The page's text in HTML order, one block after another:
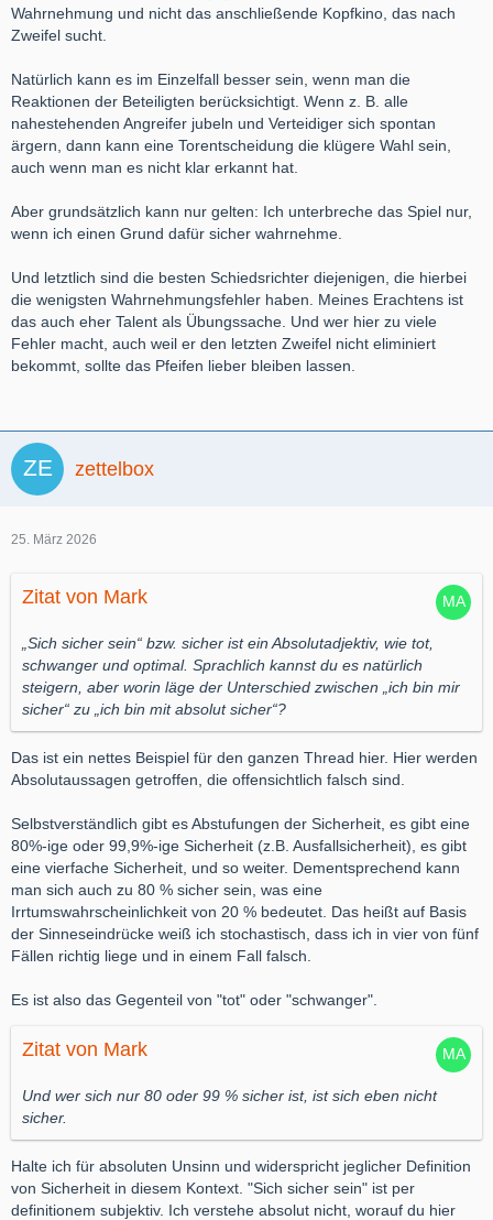
Wahrnehmung und nicht das anschließende Kopfkino, das nach
Zweifel sucht.
Natürlich kann es im Einzelfall besser sein, wenn man die
Reaktionen der Beteiligten berücksichtigt. Wenn z. B. alle
nahestehenden Angreifer jubeln und Verteidiger sich spontan
ärgern, dann kann eine Torentscheidung die klügere Wahl sein,
auch wenn man es nicht klar erkannt hat.
Aber grundsätzlich kann nur gelten: Ich unterbreche das Spiel nur,
wenn ich einen Grund dafür sicher wahrnehme.
Und letztlich sind die besten Schiedsrichter diejenigen, die hierbei
die wenigsten Wahrnehmungsfehler haben. Meines Erachtens ist
das auch eher Talent als Übungssache. Und wer hier zu viele
Fehler macht, auch weil er den letzten Zweifel nicht eliminiert
bekommt, sollte das Pfeifen lieber bleiben lassen.
zettelbox
25. März 2026
Zitat von Mark
„Sich sicher sein“ bzw. sicher ist ein Absolutadjektiv, wie tot,
schwanger und optimal. Sprachlich kannst du es natürlich
steigern, aber worin läge der Unterschied zwischen „ich bin mir
sicher“ zu „ich bin mit absolut sicher“?
Das ist ein nettes Beispiel für den ganzen Thread hier. Hier werden
Absolutaussagen getroffen, die offensichtlich falsch sind.
Selbstverständlich gibt es Abstufungen der Sicherheit, es gibt eine
80%-ige oder 99,9%-ige Sicherheit (z.B. Ausfallsicherheit), es gibt
eine vierfache Sicherheit, und so weiter. Dementsprechend kann
man sich auch zu 80 % sicher sein, was eine
Irrtumswahrscheinlichkeit von 20 % bedeutet. Das heißt auf Basis
der Sinneseindrücke weiß ich stochastisch, dass ich in vier von fünf
Fällen richtig liege und in einem Fall falsch.
Es ist also das Gegenteil von "tot" oder "schwanger".
Zitat von Mark
Und wer sich nur 80 oder 99 % sicher ist, ist sich eben nicht
sicher.
Halte ich für absoluten Unsinn und widerspricht jeglicher Definition
von Sicherheit in diesem Kontext. "Sich sicher sein" ist per
definitionem subjektiv. Ich verstehe absolut nicht, worauf du hier